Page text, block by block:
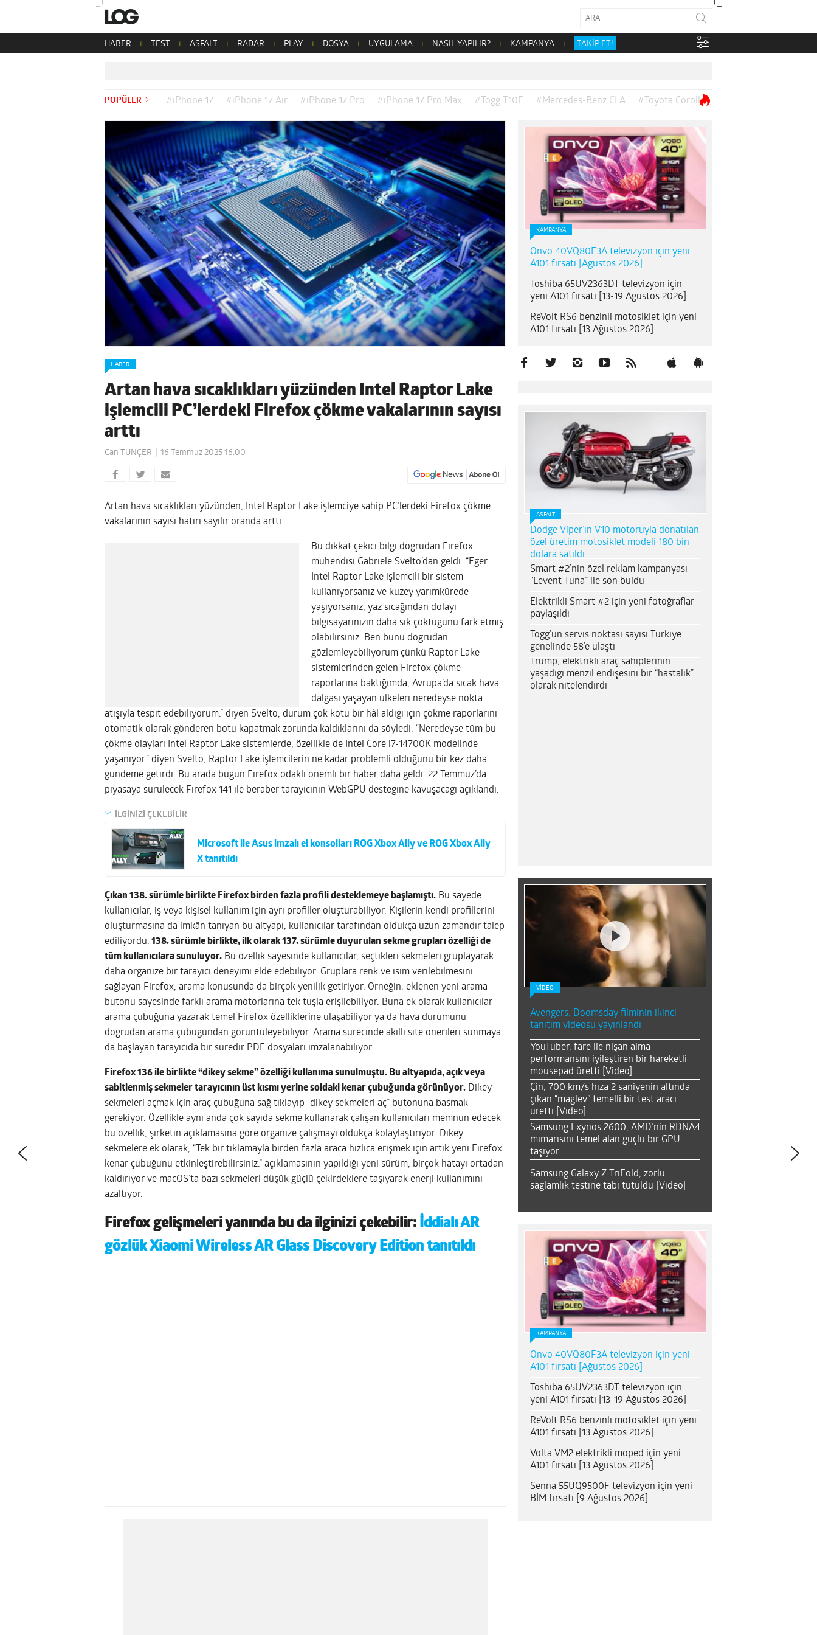
HABER TEST ASFALT RADAR PLAY DOSYA UYGULAMA NASIL YAPILIR? KAMPANYA TAKİP ET!
POPÜLER #iPhone 17 #iPhone 17 Air #iPhone 17 Pro #iPhone 17 Pro Max #Togg T10F #Mercedes-Benz CLA #Toyota Corolla
HABER
Artan hava sıcaklıkları yüzünden Intel Raptor Lake
işlemcili PC’lerdeki Firefox çökme vakalarının sayısı
arttı
Can TUNÇER 16 Temmuz 2025 16:00
Artan hava sıcaklıkları yüzünden, Intel Raptor Lake işlemciye sahip PC’lerdeki Firefox çökme
vakalarının sayısı hatırı sayılır oranda arttı.
Bu dikkat çekici bilgi doğrudan Firefox
mühendisi Gabriele Svelto’dan geldi. “Eğer
Intel Raptor Lake işlemcili bir sistem
kullanıyorsanız ve kuzey yarımkürede
yaşıyorsanız, yaz sıcağından dolayı
bilgisayarınızın daha sık çöktüğünü fark etmiş
olabilirsiniz. Ben bunu doğrudan
gözlemleyebiliyorum çünkü Raptor Lake
sistemlerinden gelen Firefox çökme
raporlarına baktığımda, Avrupa’da sıcak hava
dalgası yaşayan ülkeleri neredeyse nokta
atışıyla tespit edebiliyorum.” diyen Svelto, durum çok kötü bir hâl aldığı için çökme raporlarını
otomatik olarak gönderen botu kapatmak zorunda kaldıklarını da söyledi. “Neredeyse tüm bu
çökme olayları Intel Raptor Lake sistemlerde, özellikle de Intel Core i7-14700K modelinde
yaşanıyor.” diyen Svelto, Raptor Lake işlemcilerin ne kadar problemli olduğunu bir kez daha
gündeme getirdi. Bu arada bugün Firefox odaklı önemli bir haber daha geldi. 22 Temmuz’da
piyasaya sürülecek Firefox 141 ile beraber tarayıcının WebGPU desteğine kavuşacağı açıklandı.
İLGİNİZİ ÇEKEBİLİR
Microsoft ile Asus imzalı el konsolları ROG Xbox Ally ve ROG Xbox Ally
X tanıtıldı
Çıkan 138. sürümle birlikte Firefox birden fazla profili desteklemeye başlamıştı. Bu sayede
kullanıcılar, iş veya kişisel kullanım için ayrı profiller oluşturabiliyor. Kişilerin kendi profillerini
oluşturmasına da imkân tanıyan bu altyapı, kullanıcılar tarafından oldukça uzun zamandır talep
ediliyordu. 138. sürümle birlikte, ilk olarak 137. sürümle duyurulan sekme grupları özelliği de
tüm kullanıcılara sunuluyor. Bu özellik sayesinde kullanıcılar, seçtikleri sekmeleri gruplayarak
daha organize bir tarayıcı deneyimi elde edebiliyor. Gruplara renk ve isim verilebilmesini
sağlayan Firefox, arama konusunda da birçok yenilik getiriyor. Örneğin, eklenen yeni arama
butonu sayesinde farklı arama motorlarına tek tuşla erişilebiliyor. Buna ek olarak kullanıcılar
arama çubuğuna yazarak temel Firefox özelliklerine ulaşabiliyor ya da hava durumunu
doğrudan arama çubuğundan görüntüleyebiliyor. Arama sürecinde akıllı site önerileri sunmaya
da başlayan tarayıcıda bir süredir PDF dosyaları imzalanabiliyor.
Firefox 136 ile birlikte “dikey sekme” özelliği kullanıma sunulmuştu. Bu altyapıda, açık veya
sabitlenmiş sekmeler tarayıcının üst kısmı yerine soldaki kenar çubuğunda görünüyor. Dikey
sekmeleri açmak için araç çubuğuna sağ tıklayıp “dikey sekmeleri aç” butonuna basmak
gerekiyor. Özellikle aynı anda çok sayıda sekme kullanarak çalışan kullanıcıları memnun edecek
bu özellik, şirketin açıklamasına göre organize çalışmayı oldukça kolaylaştırıyor. Dikey
sekmelere ek olarak, “Tek bir tıklamayla birden fazla araca hızlıca erişmek için artık yeni Firefox
kenar çubuğunu etkinleştirebilirsiniz.” açıklamasının yapıldığı yeni sürüm, birçok hatayı ortadan
kaldırıyor ve macOS’ta bazı sekmeleri düşük güçlü çekirdeklere taşıyarak enerji kullanımını
azaltıyor.
Firefox gelişmeleri yanında bu da ilginizi çekebilir: İddialı AR
gözlük Xiaomi Wireless AR Glass Discovery Edition tanıtıldı
KAMPANYA
Onvo 40VQ80F3A televizyon için yeni
A101 fırsatı [Ağustos 2026]
Toshiba 65UV2363DT televizyon için
yeni A101 fırsatı [13-19 Ağustos 2026]
ReVolt RS6 benzinli motosiklet için yeni
A101 fırsatı [13 Ağustos 2026]
ASFALT
Dodge Viper’ın V10 motoruyla donatılan
özel üretim motosiklet modeli 180 bin
dolara satıldı
Smart #2’nin özel reklam kampanyası
“Levent Tuna” ile son buldu
Elektrikli Smart #2 için yeni fotoğraflar
paylaşıldı
Togg’un servis noktası sayısı Türkiye
genelinde 58’e ulaştı
Trump, elektrikli araç sahiplerinin
yaşadığı menzil endişesini bir “hastalık”
olarak nitelendirdi
VİDEO
Avengers: Doomsday filminin ikinci
tanıtım videosu yayınlandı
YouTuber, fare ile nişan alma
performansını iyileştiren bir hareketli
mousepad üretti [Video]
Çin, 700 km/s hıza 2 saniyenin altında
çıkan “maglev” temelli bir test aracı
üretti [Video]
Samsung Exynos 2600, AMD’nin RDNA4
mimarisini temel alan güçlü bir GPU
taşıyor
Samsung Galaxy Z TriFold, zorlu
sağlamlık testine tabi tutuldu [Video]
KAMPANYA
Onvo 40VQ80F3A televizyon için yeni
A101 fırsatı [Ağustos 2026]
Toshiba 65UV2363DT televizyon için
yeni A101 fırsatı [13-19 Ağustos 2026]
ReVolt RS6 benzinli motosiklet için yeni
A101 fırsatı [13 Ağustos 2026]
Volta VM2 elektrikli moped için yeni
A101 fırsatı [13 Ağustos 2026]
Senna 55UQ9500F televizyon için yeni
BİM fırsatı [9 Ağustos 2026]